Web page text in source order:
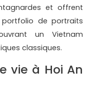
et offrent
portfolio de portraits
un Vietnam
classiques.
vie à Hoi An